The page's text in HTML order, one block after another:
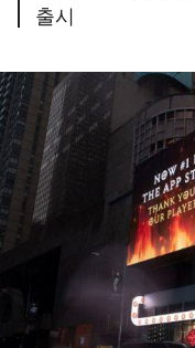
출시